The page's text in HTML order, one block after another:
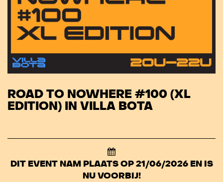
ROAD TO NOWHERE #100 (XL
EDITION) IN VILLA BOTA
DIT EVENT NAM PLAATS OP 21/06/2026 EN IS
NU VOORBIJ!